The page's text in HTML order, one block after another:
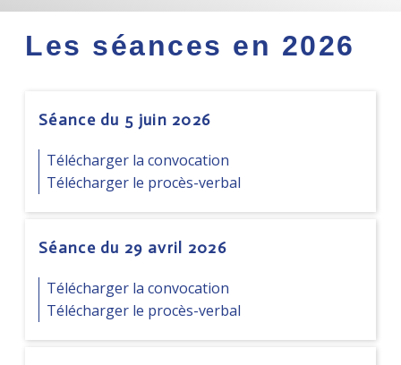
Les séances en 2026
Séance du 5 juin 2026
Télécharger la convocation
Télécharger le procès-verbal
Séance du 29 avril 2026
Télécharger la convocation
Télécharger le procès-verbal